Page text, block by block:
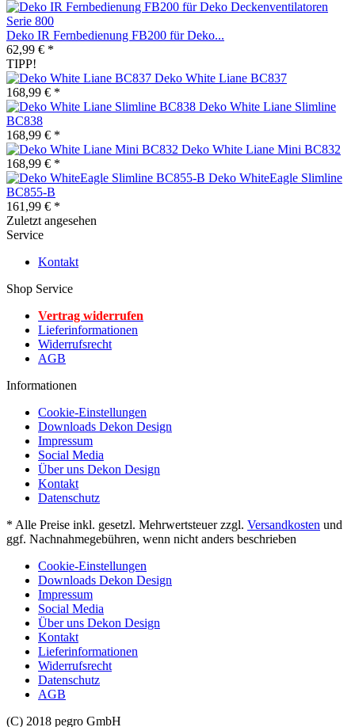
Deko IR Fernbedienung FB200 für Deko...
62,99 € *
TIPP!
Deko White Liane BC837
168,99 € *
Deko White Liane Slimline
BC838
168,99 € *
Deko White Liane Mini BC832
168,99 € *
Deko WhiteEagle Slimline
BC855-B
161,99 € *
Zuletzt angesehen
Service
Kontakt
Shop Service
Vertrag widerrufen
Lieferinformationen
Widerrufsrecht
AGB
Informationen
Cookie-Einstellungen
Downloads Dekon Design
Impressum
Social Media
Über uns Dekon Design
Kontakt
Datenschutz
* Alle Preise inkl. gesetzl. Mehrwertsteuer zzgl. Versandkosten und
ggf. Nachnahmegebühren, wenn nicht anders beschrieben
Cookie-Einstellungen
Downloads Dekon Design
Impressum
Social Media
Über uns Dekon Design
Kontakt
Lieferinformationen
Widerrufsrecht
Datenschutz
AGB
(C) 2018 pegro GmbH